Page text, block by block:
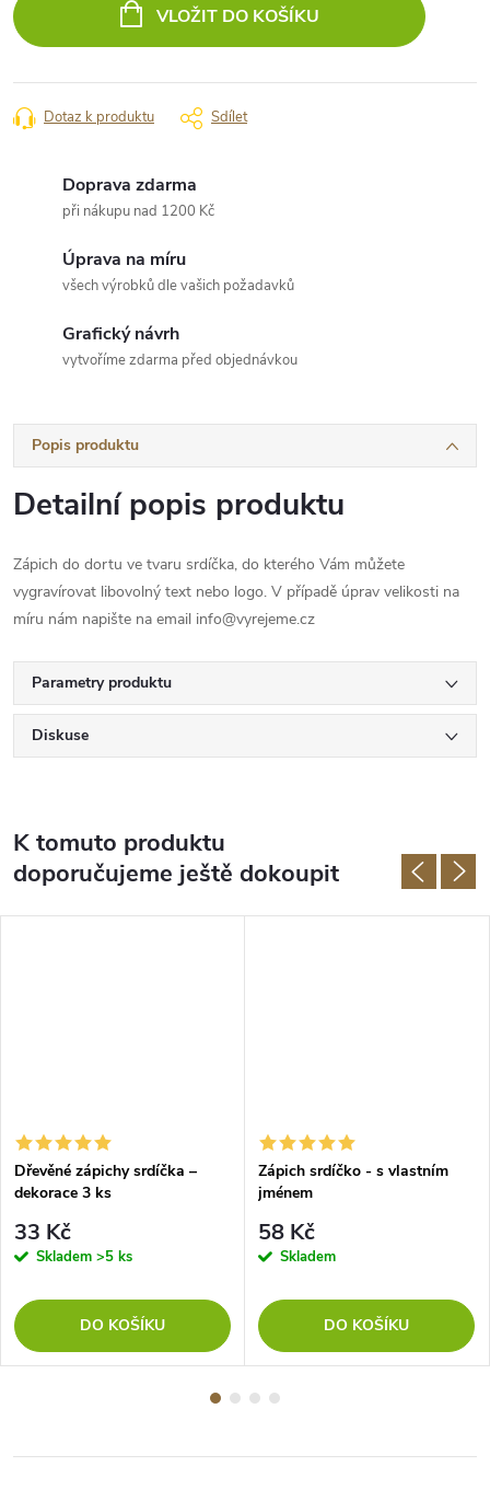
VLOŽIT DO KOŠÍKU
Dotaz k produktu Sdílet
Doprava zdarma
při nákupu nad 1200 Kč
Úprava na míru
všech výrobků dle vašich požadavků
Grafický návrh
vytvoříme zdarma před objednávkou
Popis produktu
Detailní popis produktu
Zápich do dortu ve tvaru srdíčka, do kterého Vám můžete
vygravírovat libovolný text nebo logo. V případě úprav velikosti na
míru nám napište na email info@vyrejeme.cz
Parametry produktu
Diskuse
K tomuto produktu
doporučujeme ještě dokoupit
Dřevěné zápichy srdíčka –
dekorace 3 ks
33 Kč
Skladem >5 ks
DO KOŠÍKU
Zápich srdíčko - s vlastním
jménem
58 Kč
Skladem
DO KOŠÍKU